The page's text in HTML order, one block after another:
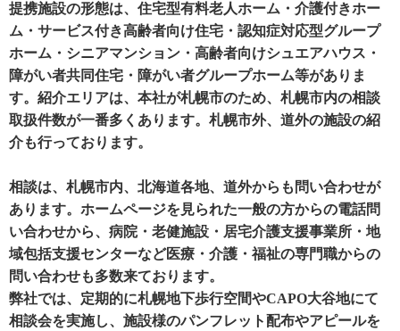
提携施設の形態は、住宅型有料老人ホーム・介護付きホー
ム・サービス付き高齢者向け住宅・認知症対応型グループ
ホーム・シニアマンション・高齢者向けシュエアハウス・
障がい者共同住宅・障がい者グループホーム等がありま
す。紹介エリアは、本社が札幌市のため、札幌市内の相談
取扱件数が一番多くあります。札幌市外、道外の施設の紹
介も行っております。
相談は、札幌市内、北海道各地、道外からも問い合わせが
あります。ホームページを見られた一般の方からの電話問
い合わせから、病院・老健施設・居宅介護支援事業所・地
域包括支援センターなど医療・介護・福祉の専門職からの
問い合わせも多数来ております。
弊社では、定期的に札幌地下歩行空間やCAPO大谷地にて
相談会を実施し、施設様のパンフレット配布やアピールを